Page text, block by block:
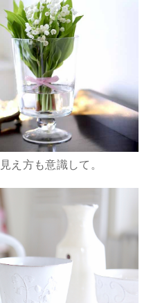
え方も意識して。